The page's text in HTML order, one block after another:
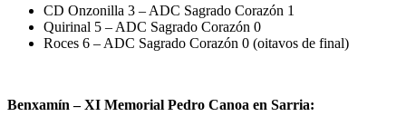
CD Onzonilla 3 – ADC Sagrado Corazón 1
Quirinal 5 – ADC Sagrado Corazón 0
Roces 6 – ADC Sagrado Corazón 0 (oitavos de final)
Benxamín – XI Memorial Pedro Canoa en Sarria: